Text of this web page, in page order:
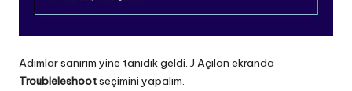
Adımlar sanırım yine tanıdık geldi. J Açılan ekranda
Troubleleshootseçimini yapalım.